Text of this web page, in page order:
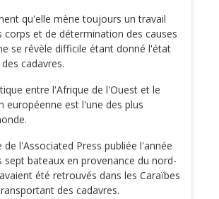
qu'elle mène toujours un travail
corps et de détermination des causes
se révèle difficile étant donné l'état
cadavres.
entre l'Afrique de l'Ouest et le
européenne est l'une des plus
de l'Associated Press publiée l'année
sept bateaux en provenance du nord-
été retrouvés dans les Caraïbes
des cadavres.